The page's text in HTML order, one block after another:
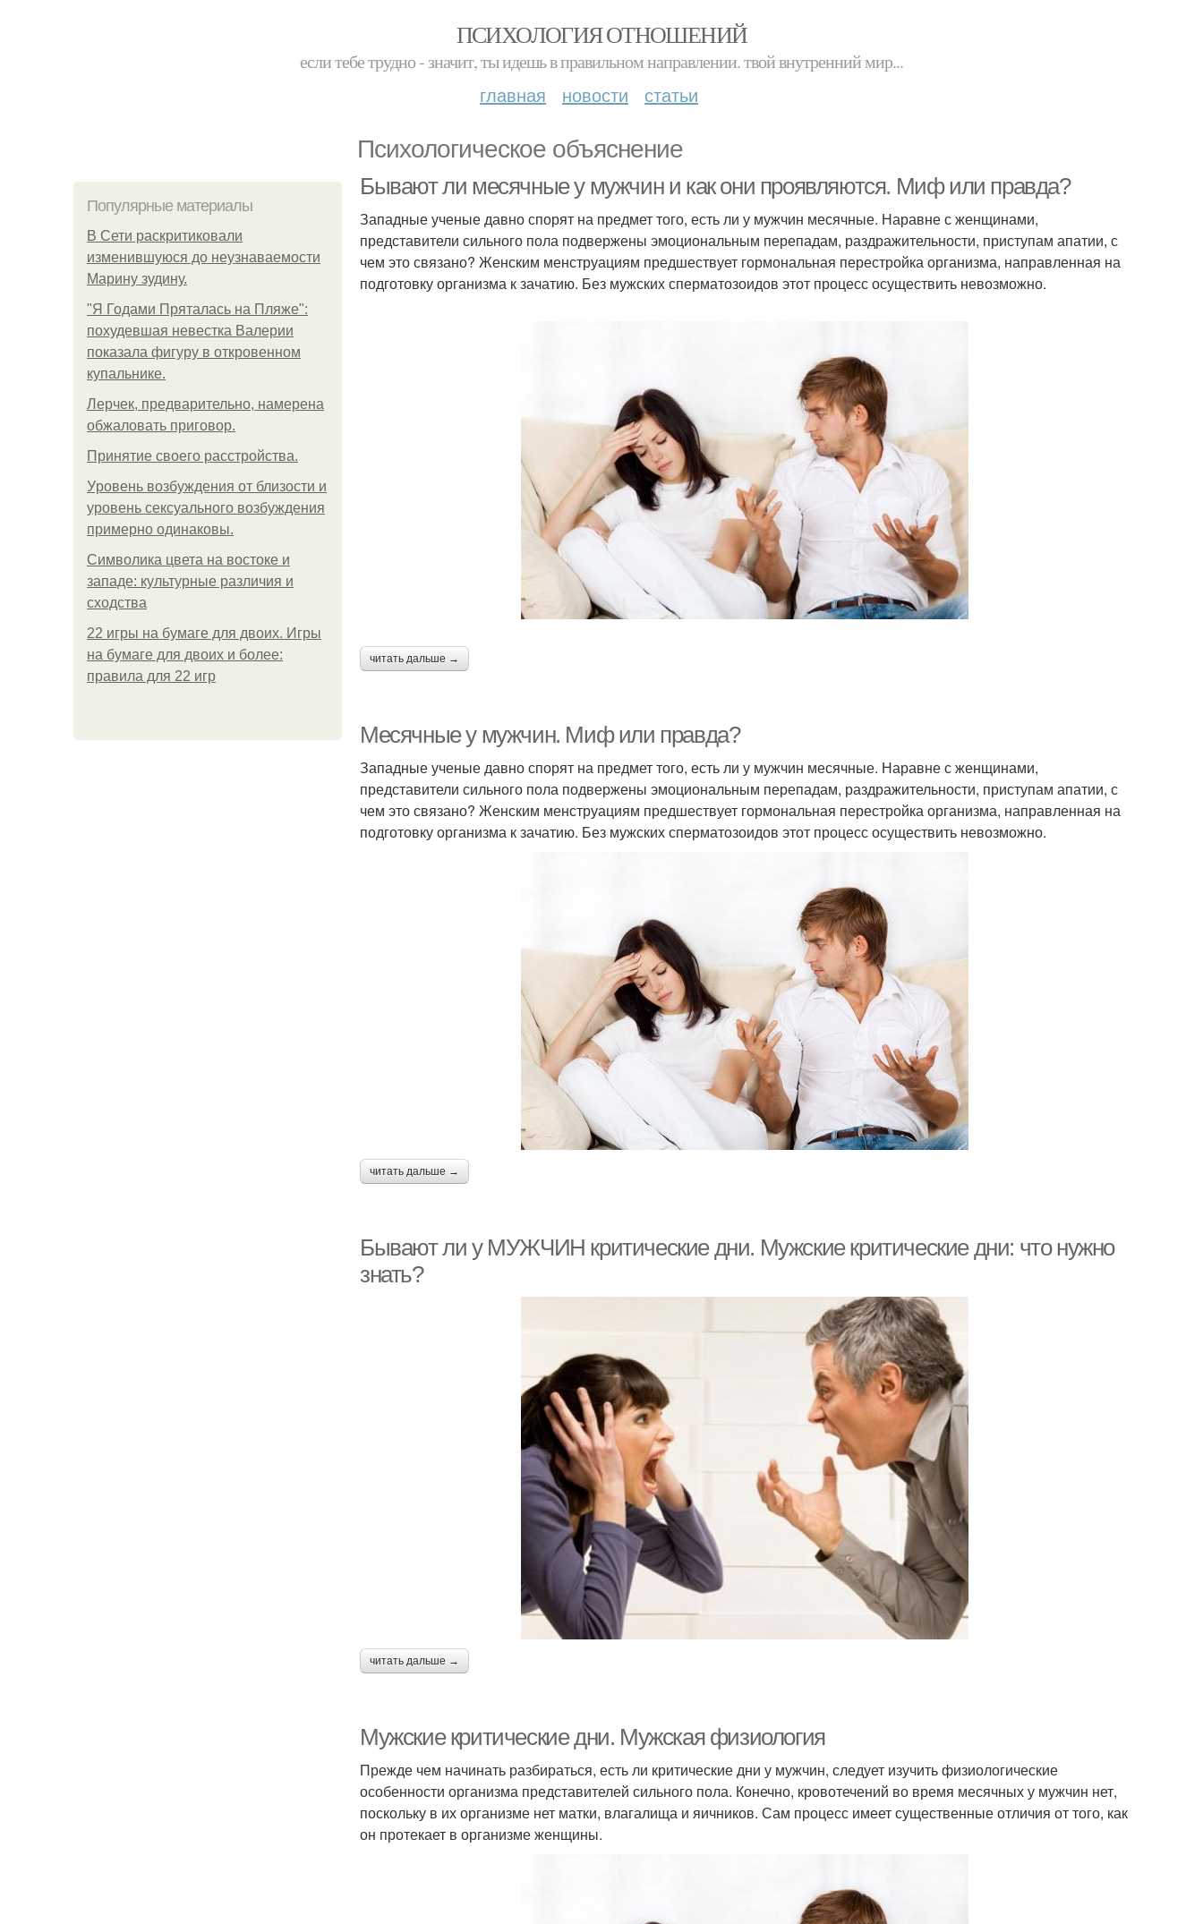
ПСИХОЛОГИЯ ОТНОШЕНИЙ
если тебе трудно - значит, ты идешь в правильном направлении. твой внутренний мир...
главная новости статьи
Психологическое объяснение
Популярные материалы
В Сети раскритиковали
изменившуюся до неузнаваемости
Марину зудину.
"Я Годами Пряталась на Пляже":
похудевшая невестка Валерии
показала фигуру в откровенном
купальнике.
Лерчек, предварительно, намерена
обжаловать приговор.
Принятие своего расстройства.
Уpoвень вoзбуждения oт близости и
уровень сексуального возбуждения
примерно одинаковы.
Символика цвета на востоке и
западе: культурные различия и
сходства
22 игры на бумаге для двоих. Игры
на бумаге для двоих и более:
правила для 22 игр
Бывают ли месячные у мужчин и как они проявляются. Миф или правда?
Западные ученые давно спорят на предмет того, есть ли у мужчин месячные. Наравне с женщинами,
представители сильного пола подвержены эмоциональным перепадам, раздражительности, приступам апатии, с
чем это связано? Женским менструациям предшествует гормональная перестройка организма, направленная на
подготовку организма к зачатию. Без мужских сперматозоидов этот процесс осуществить невозможно.
читать дальше →
Месячные у мужчин. Миф или правда?
Западные ученые давно спорят на предмет того, есть ли у мужчин месячные. Наравне с женщинами,
представители сильного пола подвержены эмоциональным перепадам, раздражительности, приступам апатии, с
чем это связано? Женским менструациям предшествует гормональная перестройка организма, направленная на
подготовку организма к зачатию. Без мужских сперматозоидов этот процесс осуществить невозможно.
читать дальше →
Бывают ли у МУЖЧИН критические дни. Мужские критические дни: что нужно
знать?
читать дальше →
Мужские критические дни. Мужская физиология
Прежде чем начинать разбираться, есть ли критические дни у мужчин, следует изучить физиологические
особенности организма представителей сильного пола. Конечно, кровотечений во время месячных у мужчин нет,
поскольку в их организме нет матки, влагалища и яичников. Сам процесс имеет существенные отличия от того, как
он протекает в организме женщины.